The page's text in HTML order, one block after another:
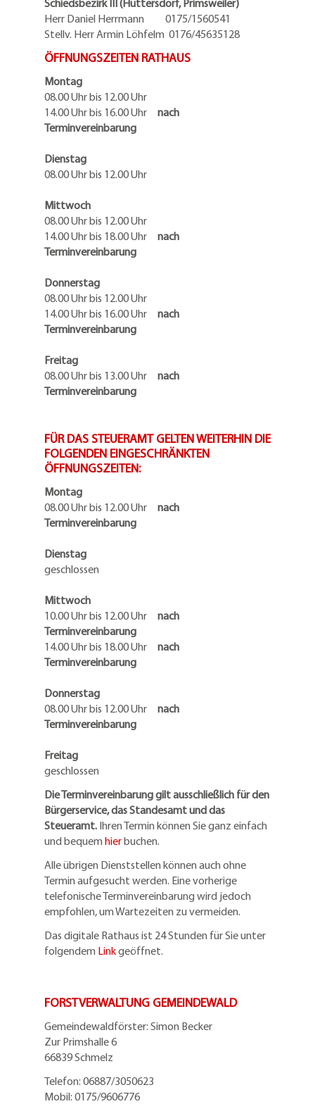
Schiedsbezirk III (Hüttersdorf, Primsweiler)
Herr Daniel Herrmann 0175/1560541
Stellv. Herr Armin Löhfelm 0176/45635128
ÖFFNUNGSZEITEN RATHAUS
Montag
08.00 Uhr bis 12.00 Uhr
14.00 Uhr bis 16.00 Uhr nach
Terminvereinbarung
Dienstag
08.00 Uhr bis 12.00 Uhr
Mittwoch
08.00 Uhr bis 12.00 Uhr
14.00 Uhr bis 18.00 Uhr nach
Terminvereinbarung
Donnerstag
08.00 Uhr bis 12.00 Uhr
14.00 Uhr bis 16.00 Uhr nach
Terminvereinbarung
Freitag
08.00 Uhr bis 13.00 Uhr nach
Terminvereinbarung
FÜR DAS STEUERAMT GELTEN WEITERHIN DIE
FOLGENDEN EINGESCHRÄNKTEN
ÖFFNUNGSZEITEN:
Montag
08.00 Uhr bis 12.00 Uhr nach
Terminvereinbarung
Dienstag
geschlossen
Mittwoch
10.00 Uhr bis 12.00 Uhr nach
Terminvereinbarung
14.00 Uhr bis 18.00 Uhr nach
Terminvereinbarung
Donnerstag
08.00 Uhr bis 12.00 Uhr nach
Terminvereinbarung
Freitag
geschlossen
Die Terminvereinbarung gilt ausschließlich für den
Bürgerservice, das Standesamt und das
Steueramt. Ihren Termin können Sie ganz einfach
und bequem hierbuchen.
Alle übrigen Dienststellen können auch ohne
Termin aufgesucht werden. Eine vorherige
telefonische Terminvereinbarung wird jedoch
empfohlen, um Wartezeiten zu vermeiden.
Das digitale Rathaus ist 24 Stunden für Sie unter
folgendem Linkgeöffnet.
FORSTVERWALTUNG GEMEINDEWALD
Gemeindewaldförster: Simon Becker
Zur Primshalle 6
66839 Schmelz
Telefon: 06887/3050623
Mobil: 0175/9606776